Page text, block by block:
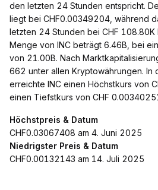
den letzten 24 Stunden entspricht.
liegt bei CHF0.00349204, während
letzten 24 Stunden bei CHF 108.80K
Menge von INC beträgt 6.46B, bei
von 21.00B. Nach
662 unter allen Kryptowährungen. In
erreichte INC einen Höchstkurs von
einen Tiefstkurs von CHF
Höchstpreis & Datum
CHF0.03067408 am 4. Juni 2025
Niedrigster Preis & Datum
CHF0.00132143 am 14. Juli 2025